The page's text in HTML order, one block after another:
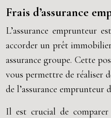
Frais d’assurance
L’assurance emprunteur
accorder un prêt
assurance groupe. Cette
vous permettre de réaliser
de l’assurance
Il est crucial de comparer